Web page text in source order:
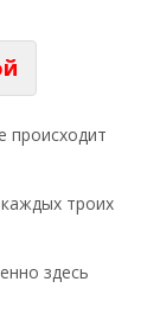
происходит
троих
здесь